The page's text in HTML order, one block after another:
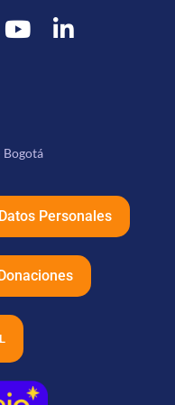
Bogotá
Personales